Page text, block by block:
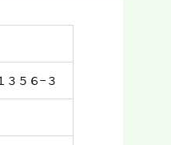
３５６−３